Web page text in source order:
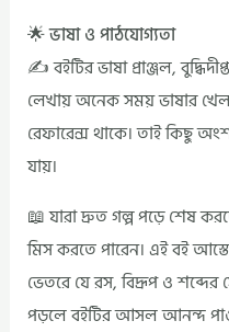
🌟 ভাষা ও পাঠযোগ্যতা
✍️ বইটির ভাষা প্রাঞ্জল,
লেখায় অনেক সময় ভাষার
রেফারেন্স থাকে। তাই কিছু
যায়।
📖 যারা দ্রুত গল্প পড়ে শেষ
মিস করতে পারেন। এই বই
ভেতরে যে রস, বিদ্রূপ ও
পড়লে বইটির আসল আনন্দ